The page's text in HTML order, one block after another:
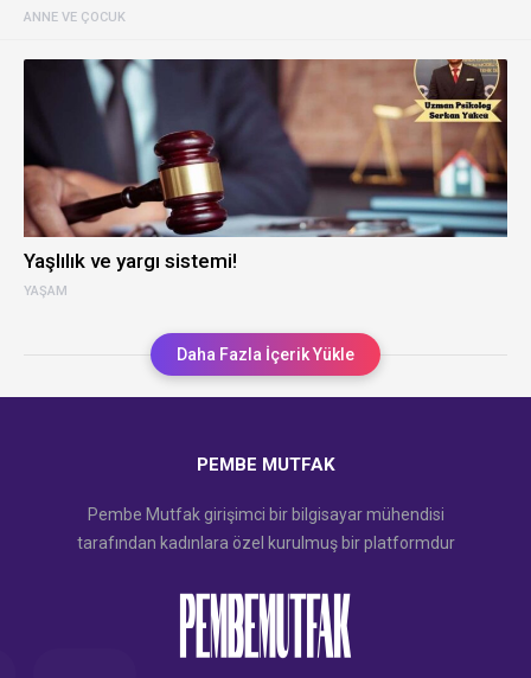
ANNE VE ÇOCUK
YAŞAM
Yaşlılık ve yargı sistemi!
Daha Fazla İçerik Yükle
PEMBE MUTFAK
Pembe Mutfak girişimci bir bilgisayar mühendisi
tarafından kadınlara özel kurulmuş bir platformdur